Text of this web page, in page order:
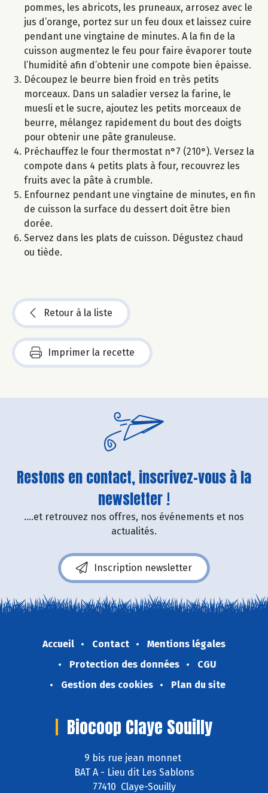
pommes, les abricots, les pruneaux, arrosez avec le
jus d’orange, portez sur un feu doux et laissez cuire
pendant une vingtaine de minutes. A la fin de la
cuisson augmentez le feu pour faire évaporer toute
l’humidité afin d’obtenir une compote bien épaisse.
Découpez le beurre bien froid en très petits
morceaux. Dans un saladier versez la farine, le
muesli et le sucre, ajoutez les petits morceaux de
beurre, mélangez rapidement du bout des doigts
pour obtenir une pâte granuleuse.
Préchauffez le four thermostat n°7 (210°). Versez la
compote dans 4 petits plats à four, recouvrez les
fruits avec la pâte à crumble.
Enfournez pendant une vingtaine de minutes, en fin
de cuisson la surface du dessert doit être bien
dorée.
Servez dans les plats de cuisson. Dégustez chaud
ou tiède.
Retour à la liste
Imprimer la recette
Restons en contact, inscrivez-vous à la
newsletter !
....et retrouvez nos offres, nos événements et nos
actualités.
Inscription newsletter
Accueil Contact
Mentions légales
Protection des données
CGU
Gestion des cookies
Plan du site
Biocoop Claye Souilly
9 bis rue jean monnet
BAT A - Lieu dit Les Sablons
77410 Claye-Souilly